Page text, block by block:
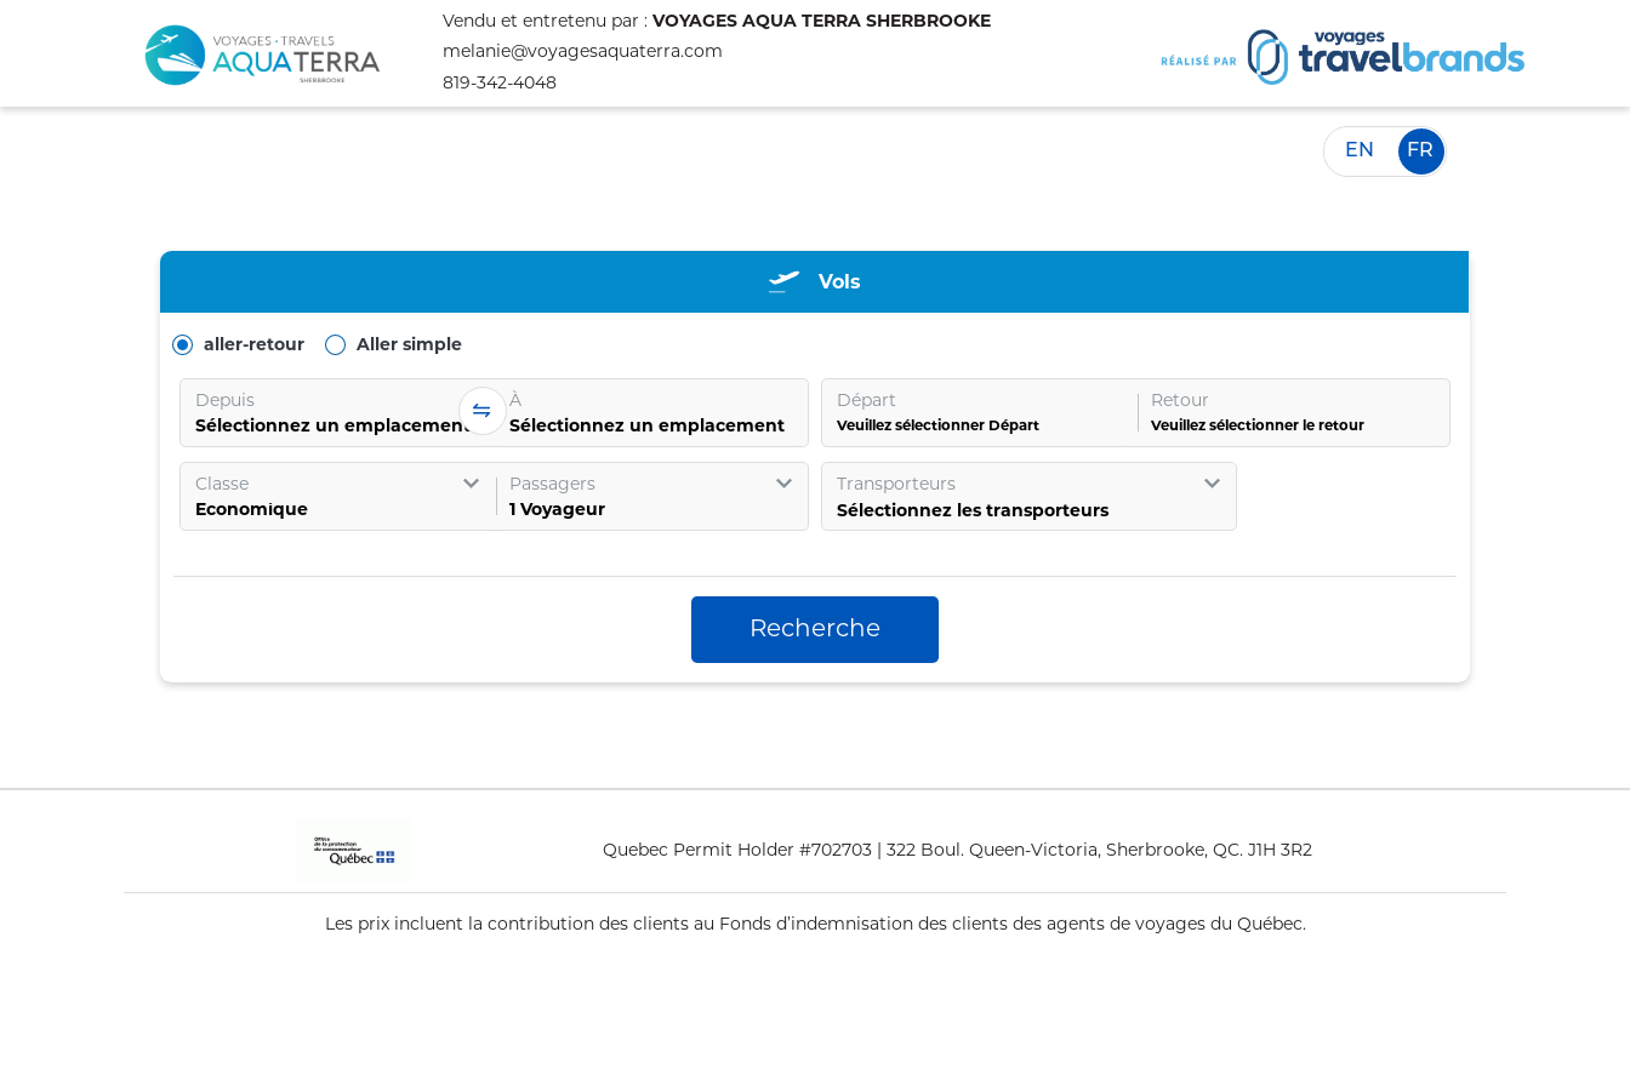
Vendu et entretenu par : VOYAGES AQUA TERRA SHERBROOKE
melanie@voyagesaquaterra.com
819-342-4048
EN FR
Vols
aller-retour Aller simple
Depuis
Sélectionnez un emplacement
À
Sélectionnez un emplacement
Départ
Veuillez sélectionner Départ
Retour
Veuillez sélectionner le retour
Classe
Passagers
1 Voyageur
Transporteurs
Sélectionnez les transporteurs
Recherche
Quebec Permit Holder #702703 | 322 Boul. Queen-Victoria, Sherbrooke, QC. J1H 3R2
Les prix incluent la contribution des clients au Fonds d’indemnisation des clients des agents de voyages du Québec.